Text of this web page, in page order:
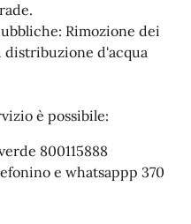
Rimozione dei
d'acqua
è possibile:
800115888
e whatsappp 370